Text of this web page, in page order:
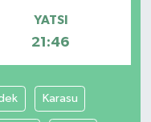
YATSI
21:46
Karasu